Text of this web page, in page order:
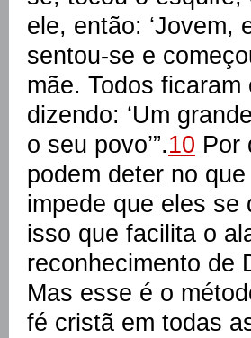
ele, então: ‘Jovem,
sentou-se e
mãe. Todos
dizendo: ‘Um
o seu povo’”.10 Por
podem deter no
impede que eles se
isso que facilita o
reconhecimento de
Mas esse é o
fé cristã em todas